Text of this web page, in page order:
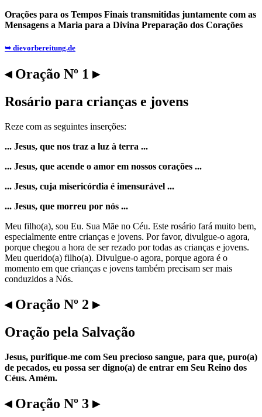
Orações para os Tempos Finais transmitidas juntamente com as
Mensagens a Maria para a Divina Preparação dos Corações
➥ dievorbereitung.de
◂ Oração Nº 1 ▸
Rosário para crianças e jovens
Reze com as seguintes inserções:
... Jesus, que nos traz a luz à terra ...
... Jesus, que acende o amor em nossos corações ...
... Jesus, cuja misericórdia é imensurável ...
... Jesus, que morreu por nós ...
Meu filho(a), sou Eu. Sua Mãe no Céu. Este rosário fará muito bem,
especialmente entre crianças e jovens. Por favor, divulgue-o agora,
porque chegou a hora de ser rezado por todas as crianças e jovens.
Meu querido(a) filho(a). Divulgue-o agora, porque agora é o
momento em que crianças e jovens também precisam ser mais
conduzidos a Nós.
◂ Oração Nº 2 ▸
Oração pela Salvação
Jesus, purifique-me com Seu precioso sangue, para que, puro(a)
de pecados, eu possa ser digno(a) de entrar em Seu Reino dos
Céus. Amém.
◂ Oração Nº 3 ▸